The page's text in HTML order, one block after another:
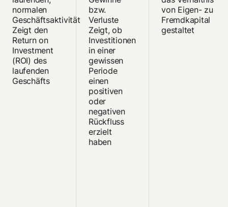
normalen
Geschäftsaktivität
Zeigt den
Return on
Investment
(ROI) des
laufenden
Geschäfts
bzw.
Verluste
Zeigt, ob
Investitionen
in einer
gewissen
Periode
einen
positiven
oder
negativen
Rückfluss
erzielt
haben
von Eigen- zu
Fremdkapital
gestaltet